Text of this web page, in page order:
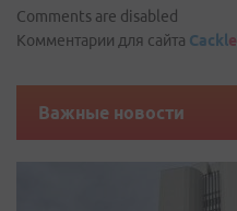
Comments are disabled
Комментарии для сайта Cackle
Важные новости